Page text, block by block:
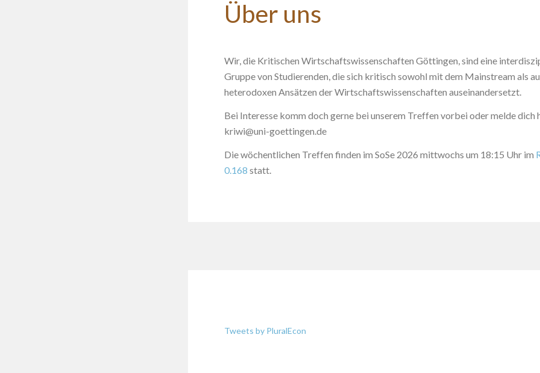
Über uns
Wir, die Kritischen Wirtschaftswissenschaften Göttingen, sind eine
Gruppe von Studierenden, die sich kritisch sowohl mit dem Mainstream als
heterodoxen Ansätzen der Wirtschaftswissenschaften auseinandersetzt.
Bei Interesse komm doch gerne bei unserem Treffen vorbei oder melde dich
kriwi@uni-goettingen.de
Die wöchentlichen Treffen finden im SoSe 2026 mittwochs um 18:15 Uhr im
0.168 statt.
Tweets by PluralEcon